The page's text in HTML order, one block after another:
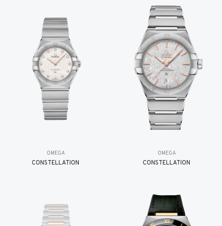
OMEGA
CONSTELLATION
OMEGA
CONSTELLATION